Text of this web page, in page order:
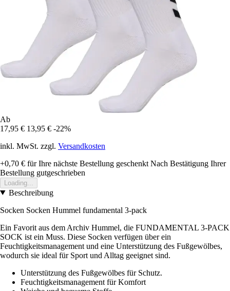
Ab
17,95 € 13,95 € -22%
inkl. MwSt. zzgl. Versandkosten
+0,70 € für Ihre nächste Bestellung geschenkt Nach Bestätigung Ihrer
Bestellung gutgeschrieben
Loading...
Beschreibung
Socken Socken Hummel fundamental 3-pack
Ein Favorit aus dem Archiv Hummel, die FUNDAMENTAL 3-PACK
SOCK ist ein Muss. Diese Socken verfügen über ein
Feuchtigkeitsmanagement und eine Unterstützung des Fußgewölbes,
wodurch sie ideal für Sport und Alltag geeignet sind.
Unterstützung des Fußgewölbes für Schutz.
Feuchtigkeitsmanagement für Komfort